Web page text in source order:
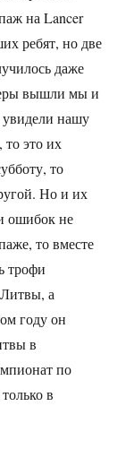
на Lancer
ребят, но две
даже
вышли мы и
нашу
это их
то
Но и их
ошибок не
то вместе
трофи
а
году он
в
по
в